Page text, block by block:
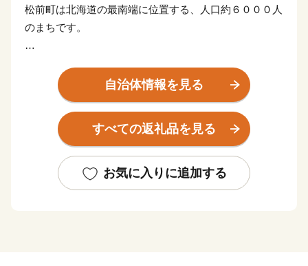
松前町は北海道の最南端に位置する、人口約６０００人
のまちです。
形成され、
変化に富んだ景観を有し、温暖な気候風土に恵まれ、
四季に応じた味覚を満喫できる町です。
一年を通して多くの観光客が訪れます。
自治体情報を見る
すべての返礼品を見る
お気に入りに追加する